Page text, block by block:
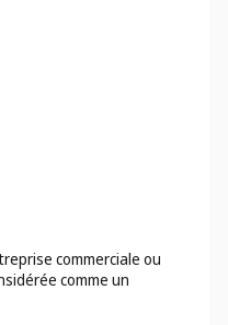
commerciale ou
comme un